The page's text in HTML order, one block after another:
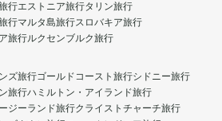
行エストニア旅行タリン旅行
行マルタ島旅行スロバキア旅行
旅行ルクセンブルク旅行
ズ旅行ゴールドコースト旅行シドニー旅行
旅行ハミルトン・アイランド旅行
ジーランド旅行クライストチャーチ旅行